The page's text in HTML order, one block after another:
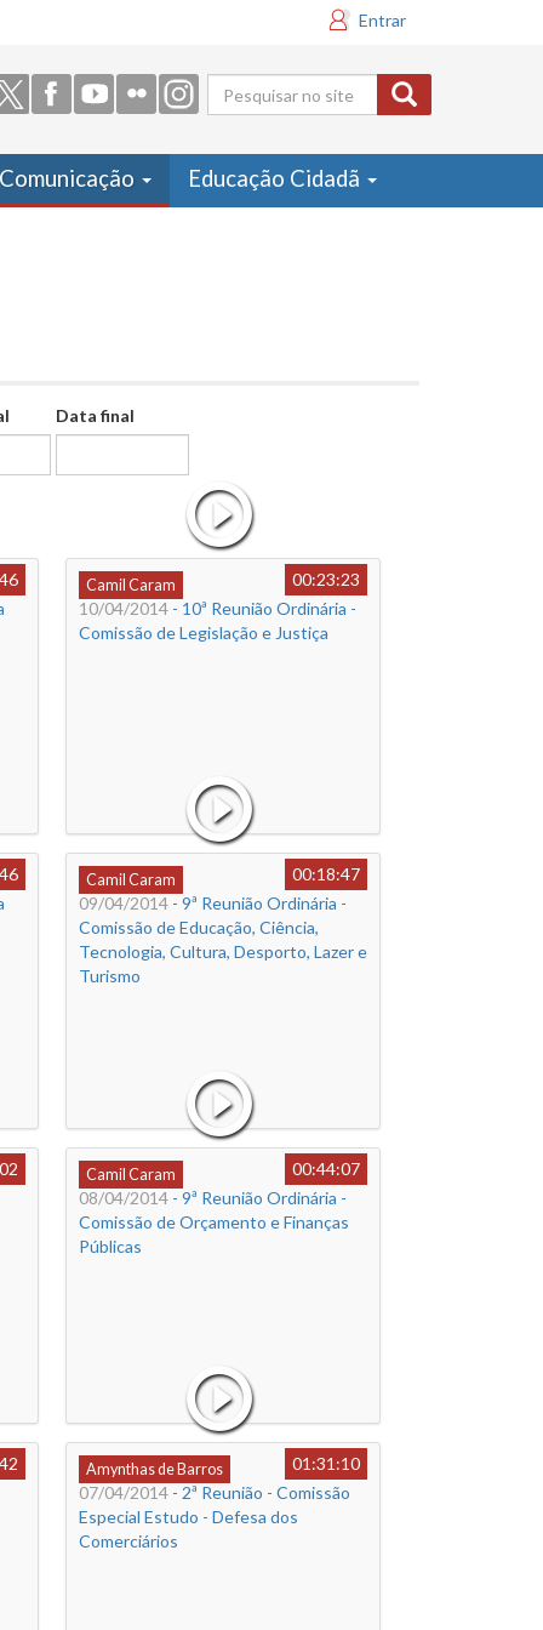
Entrar
Formulário
de busca
Comunicação Educação Cidadã
Data final
Camil Caram
00:23:23
10/04/2014 - 10ª Reunião Ordinária -
Comissão de Legislação e Justiça
Camil Caram
00:18:47
09/04/2014 - 9ª Reunião Ordinária -
Comissão de Educação, Ciência,
Tecnologia, Cultura, Desporto, Lazer e
Turismo
Camil Caram
00:44:07
08/04/2014 - 9ª Reunião Ordinária -
Comissão de Orçamento e Finanças
Públicas
Amynthas de Barros
01:31:10
07/04/2014 - 2ª Reunião - Comissão
Especial Estudo - Defesa dos
Comerciários